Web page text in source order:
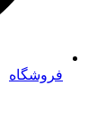
فروشگاه